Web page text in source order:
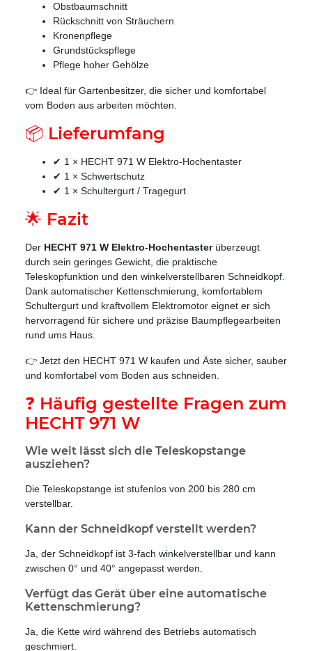
Obstbaumschnitt
Rückschnitt von Sträuchern
Kronenpflege
Grundstückspflege
Pflege hoher Gehölze
👉 Ideal für Gartenbesitzer, die sicher und komfortabel
vom Boden aus arbeiten möchten.
📦 Lieferumfang
✔ 1 × HECHT 971 W Elektro-Hochentaster
✔ 1 × Schwertschutz
✔ 1 × Schultergurt / Tragegurt
🌟 Fazit
Der HECHT 971 W Elektro-Hochentasterüberzeugt
durch sein geringes Gewicht, die praktische
Teleskopfunktion und den winkelverstellbaren Schneidkopf.
Dank automatischer Kettenschmierung, komfortablem
Schultergurt und kraftvollem Elektromotor eignet er sich
hervorragend für sichere und präzise Baumpflegearbeiten
rund ums Haus.
👉 Jetzt den HECHT 971 W kaufen und Äste sicher, sauber
und komfortabel vom Boden aus schneiden.
❓ Häufig gestellte Fragen zum
HECHT 971 W
Wie weit lässt sich die Teleskopstange
ausziehen?
Die Teleskopstange ist stufenlos von 200 bis 280 cm
verstellbar.
Kann der Schneidkopf verstellt werden?
Ja, der Schneidkopf ist 3-fach winkelverstellbar und kann
zwischen 0° und 40° angepasst werden.
Verfügt das Gerät über eine automatische
Kettenschmierung?
Ja, die Kette wird während des Betriebs automatisch
geschmiert.